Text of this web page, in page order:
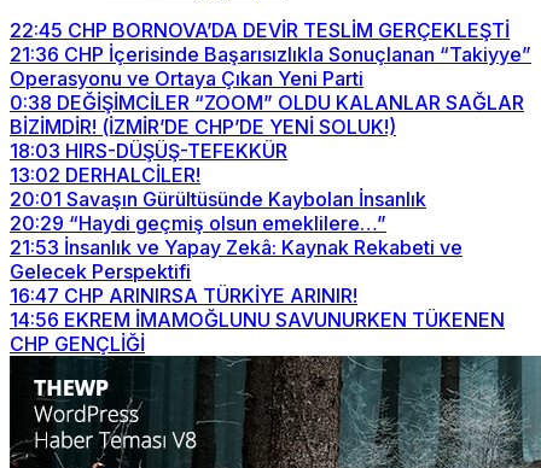
22:45 CHP BORNOVA’DA DEVİR TESLİM GERÇEKLEŞTİ
21:36 CHP İçerisinde Başarısızlıkla Sonuçlanan “Takiyye”
Operasyonu ve Ortaya Çıkan Yeni Parti
0:38 DEĞİŞİMCİLER “ZOOM” OLDU KALANLAR SAĞLAR
BİZİMDİR! (İZMİR’DE CHP’DE YENİ SOLUK!)
18:03 HIRS-DÜŞÜŞ-TEFEKKÜR
13:02 DERHALCİLER!
20:01 Savaşın Gürültüsünde Kaybolan İnsanlık
20:29 “Haydi geçmiş olsun emeklilere…”
21:53 İnsanlık ve Yapay Zekâ: Kaynak Rekabeti ve
Gelecek Perspektifi
16:47 CHP ARINIRSA TÜRKİYE ARINIR!
14:56 EKREM İMAMOĞLUNU SAVUNURKEN TÜKENEN
CHP GENÇLİĞİ